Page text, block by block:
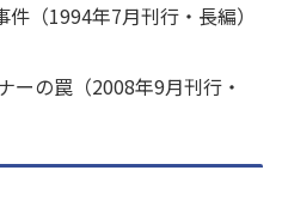
（1994年7月刊行・長編）
ーの罠（2008年9月刊行・